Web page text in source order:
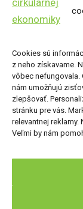
Cookies sú
z neho získavame.
vôbec nefungovala.
nám umožňujú
zlepšovať.
stránku pre vás.
relevantnej
Veľmi by nám
Cirkulárne
Súbory
Zásady
Kde nás nájdete
Inštitút
Nová Cvernovka